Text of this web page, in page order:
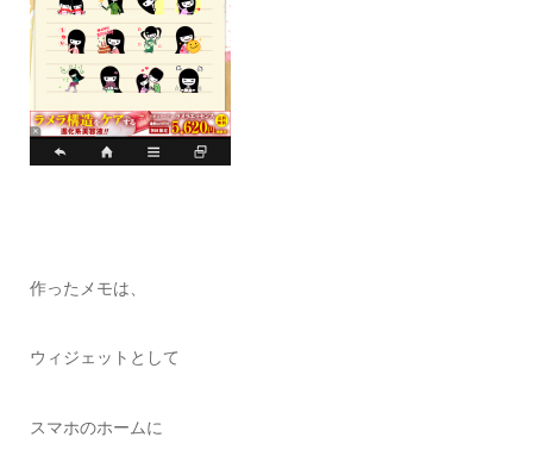
作ったメモは、
ウィジェットとして
スマホのホームに